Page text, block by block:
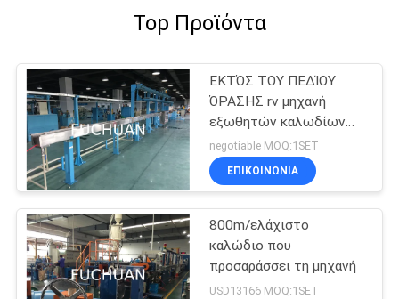
Top Προϊόντα
ΕΚΤΌΣ ΤΟΥ ΠΕΔΊΟΥ
ΌΡΑΣΗΣ rv μηχανή
εξωθητών καλωδίων
του BV BVV
negotiable MOQ:1SET
ΕΠΙΚΟΙΝΩΝΊΑ
800m/ελάχιστο
καλώδιο που
προσαράσσει τη μηχανή
USD13166 MOQ:1SET